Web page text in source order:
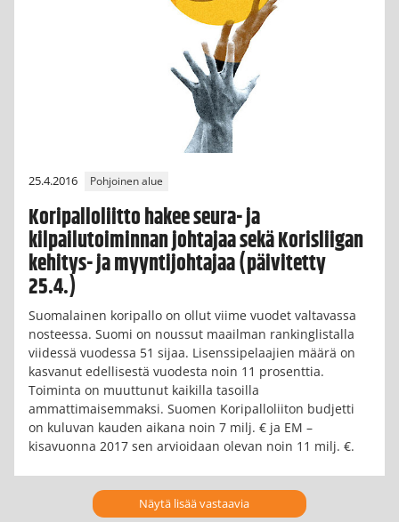
25.4.2016 Pohjoinen alue
Koripalloliitto hakee seura- ja
kilpailutoiminnan johtajaa sekä Korisliigan
kehitys- ja myyntijohtajaa (päivitetty
25.4.)
Suomalainen koripallo on ollut viime vuodet valtavassa
nosteessa. Suomi on noussut maailman rankinglistalla
viidessä vuodessa 51 sijaa. Lisenssipelaajien määrä on
kasvanut edellisestä vuodesta noin 11 prosenttia.
Toiminta on muuttunut kaikilla tasoilla
ammattimaisemmaksi. Suomen Koripalloliiton budjetti
on kuluvan kauden aikana noin 7 milj. € ja EM –
kisavuonna 2017 sen arvioidaan olevan noin 11 milj. €.
Näytä lisää vastaavia